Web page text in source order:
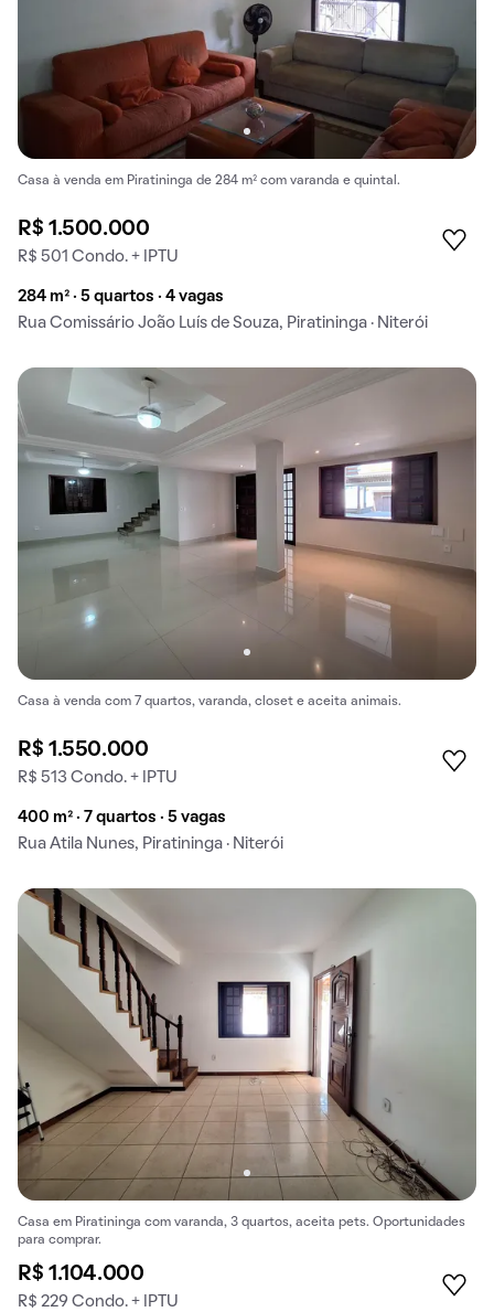
Casa à venda em Piratininga de 284 m² com varanda e quintal.
R$ 1.500.000
R$ 501 Condo. + IPTU
284 m² · 5 quartos · 4 vagas
Rua Comissário João Luís de Souza, Piratininga · Niterói
Casa à venda com 7 quartos, varanda, closet e aceita animais.
R$ 1.550.000
R$ 513 Condo. + IPTU
400 m² · 7 quartos · 5 vagas
Rua Atila Nunes, Piratininga · Niterói
Casa em Piratininga com varanda, 3 quartos, aceita pets. Oportunidades
para comprar.
R$ 1.104.000
R$ 229 Condo. + IPTU